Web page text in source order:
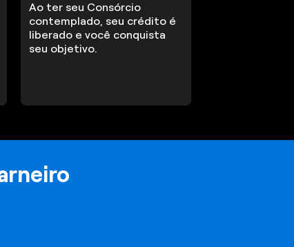
Ao ter seu Consórcio
contemplado, seu crédito é
liberado e você conquista
seu objetivo.